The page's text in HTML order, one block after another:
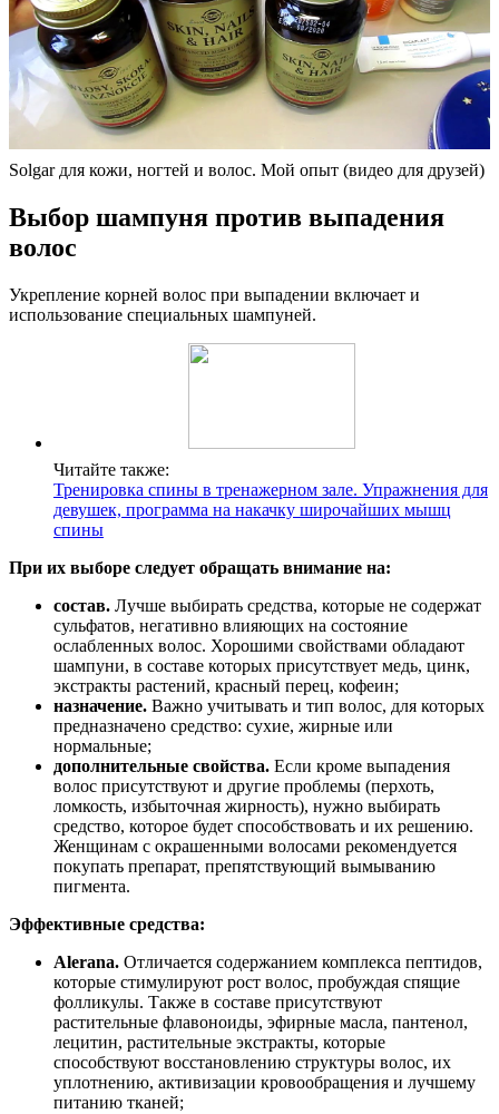
Solgar для кожи, ногтей и волос. Мой опыт (видео для друзей)
Выбор шампуня против выпадения
волос
Укрепление корней волос при выпадении включает и
использование специальных шампуней.
Читайте также:
Тренировка спины в тренажерном зале. Упражнения для
девушек, программа на накачку широчайших мышц
спины
При их выборе следует обращать внимание на:
состав. Лучше выбирать средства, которые не содержат
сульфатов, негативно влияющих на состояние
ослабленных волос. Хорошими свойствами обладают
шампуни, в составе которых присутствует медь, цинк,
экстракты растений, красный перец, кофеин;
назначение. Важно учитывать и тип волос, для которых
предназначено средство: сухие, жирные или
нормальные;
дополнительные свойства. Если кроме выпадения
волос присутствуют и другие проблемы (перхоть,
ломкость, избыточная жирность), нужно выбирать
средство, которое будет способствовать и их решению.
Женщинам с окрашенными волосами рекомендуется
покупать препарат, препятствующий вымыванию
пигмента.
Эффективные средства:
Alerana. Отличается содержанием комплекса пептидов,
которые стимулируют рост волос, пробуждая спящие
фолликулы. Также в составе присутствуют
растительные флавоноиды, эфирные масла, пантенол,
лецитин, растительные экстракты, которые
способствуют восстановлению структуры волос, их
уплотнению, активизации кровообращения и лучшему
питанию тканей;